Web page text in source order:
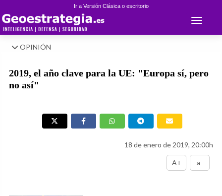
Ir a Versión Clásica o escritorio
Toggle
OPINIÓN
2019, el año clave para la UE: "Europa sí, pero
no así"
18 de enero de 2019, 20:00h
A+ a-